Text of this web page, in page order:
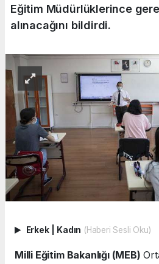
Eğitim Müdürlüklerince
alınacağını bildirdi.
Erkek Kadın (Haberi Sesli Oku)
Milli Eğitim Bakanlığı (MEB)